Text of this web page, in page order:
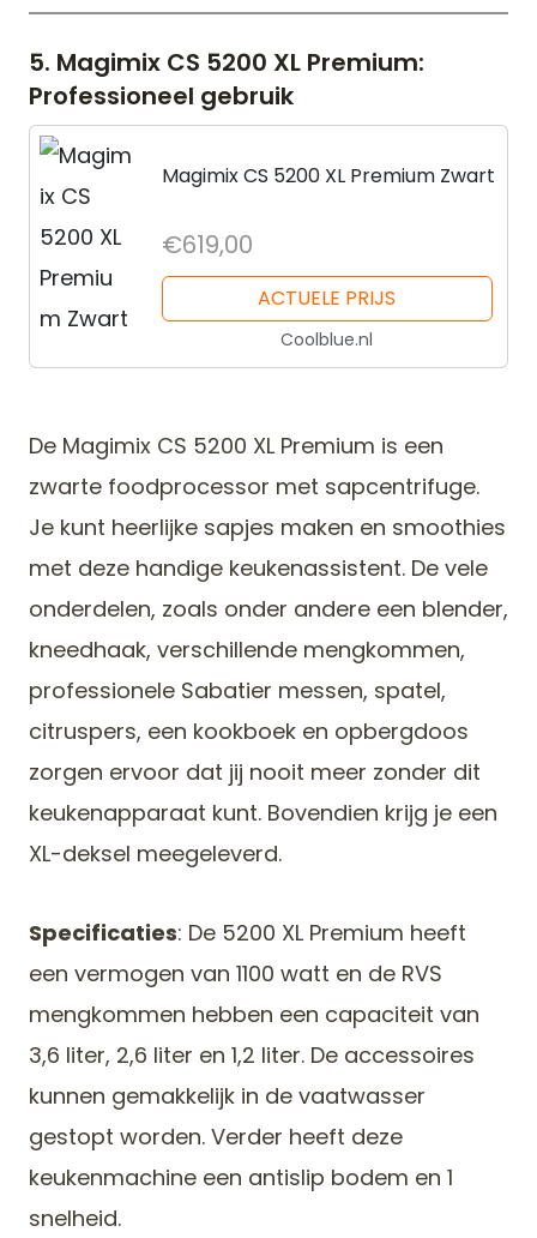
5. Magimix CS 5200 XL Premium:
Professioneel gebruik
Magimix CS 5200 XL Premium Zwart
€619,00
ACTUELE PRIJS
Coolblue.nl
De Magimix CS 5200 XL Premium is een
zwarte foodprocessor met sapcentrifuge.
Je kunt heerlijke sapjes maken en smoothies
met deze handige keukenassistent. De vele
onderdelen, zoals onder andere een blender,
kneedhaak, verschillende mengkommen,
professionele Sabatier messen, spatel,
citruspers, een kookboek en opbergdoos
zorgen ervoor dat jij nooit meer zonder dit
keukenapparaat kunt. Bovendien krijg je een
XL-deksel meegeleverd.
Specificaties: De 5200 XL Premium heeft
een vermogen van 1100 watt en de RVS
mengkommen hebben een capaciteit van
3,6 liter, 2,6 liter en 1,2 liter. De accessoires
kunnen gemakkelijk in de vaatwasser
gestopt worden. Verder heeft deze
keukenmachine een antislip bodem en 1
snelheid.